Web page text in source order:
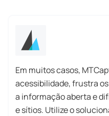
Em muitos casos,
acessibilidade, frustra
a informação aberta e
e sítios. Utilize o